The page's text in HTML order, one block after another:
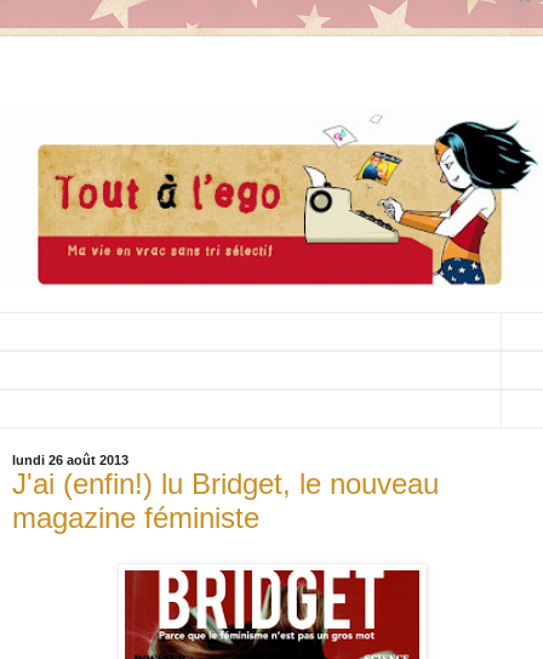
lundi 26 août 2013
J'ai (enfin!) lu Bridget, le nouveau
magazine féministe